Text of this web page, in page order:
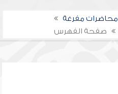
محاضرات مفرغة
صفحة الفهرس